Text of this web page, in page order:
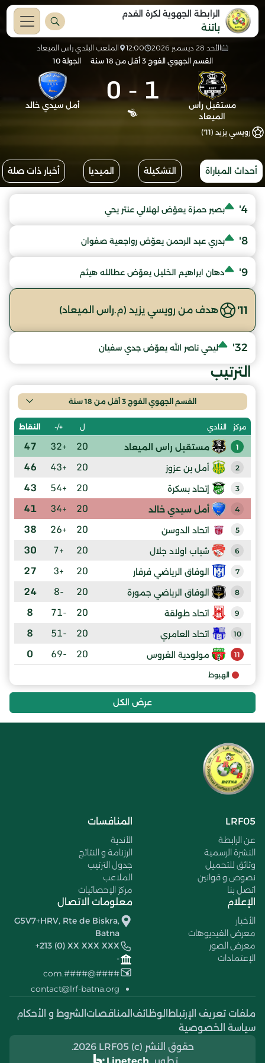
الرابطة الجهوية لكرة القدم
باتنة
الأحد 28 ديسمبر 2026 12:00
الملعب البلدي راس الميعاد
القسم الجهوي الفوج 3 أقل من 18 سنة
الجولة 10
مستقبل راس
الميعاد
1
-
0 أمل سيدي خالد
رويسي يزيد (11')
أحداث المباراة التشكيلة الميديا أخبار ذات صلة
4' بصير حمزة يعوّض لهلالي عنتر يحي
8' بدري عبد الرحمن يعوّض رواجعية صفوان
9' دهان ابراهيم الخليل يعوّض عطالله هيثم
11' هدف من رويسي يزيد (م.راس الميعاد)
32' ليحي ناصر الله يعوّض جدي سفيان
الترتيب
القسم الجهوي الفوج 3 أقل من 18 سنة
مركز النادي ل +/- النقاط
1 مستقبل راس الميعاد 20
+32
47
2 أمل بن عزوز 20
+43
46
3 إتحاد بسكرة 20
+54
43
4 أمل سيدي خالد 20
+34
41
5 اتحاد الدوسن 20
+26
38
6 شباب اولاد جلال 20
+7
30
7 الوفاق الرياضي فرفار 20
+3
27
8 الوفاق الرياضي جمورة 20
-8
24
9 اتحاد طولقة 20
-71
8
10 اتحاد العامري 20
-51
8
11 مولودية الغروس 20
-69
0
الهبوط
عرض الكل
LRF05
عن الرابطة
النشرة الرسمية
وثائق للتحميل
نصوص و قوانين
اتصل بنا
المنافسات
الأندية
الرزنامة و النتائج
جدول الترتيب
الملاعب
مركز الإحصائيات
الإعلام
الأخبار
معرض الفيديوهات
معرض الصور
الإعتمادات
معلومات الاتصال
G5V7+HRV, Rte de Biskra,
Batna
+213 (0) XX XXX XXX
-
####@####.com
contact@lrf-batna.org
ملفات تعريف الإرتباط الوظائف المناقصات الشروط و الأحكام
سياسة الخصوصية
حقوق النشر (c) 2026 LRF05.